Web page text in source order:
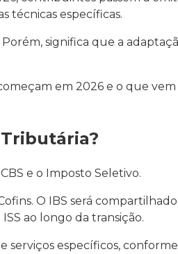
técnicas específicas.
significa que a
em 2026 e o que vem
e o Imposto Seletivo.
O IBS será
ao longo da transição.
serviços específicos,